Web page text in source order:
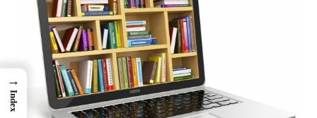
→
Index